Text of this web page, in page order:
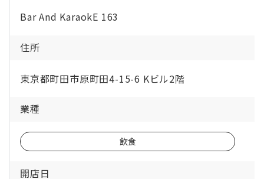
Bar And KaraokE 163
住所
東京都町田市原町田4-15-6 Kビル2階
業種
飲食
開店日